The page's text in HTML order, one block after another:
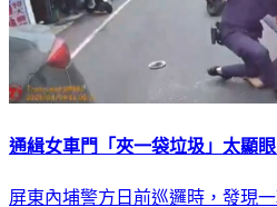
通緝女車門「夾一袋垃圾」太顯
屏東內埔警方日前巡邏時，發現